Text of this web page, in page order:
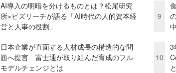
AI導入の明暗を分けるものとは？松尾研究
所×ビズリーチが語る「AI時代の人的資本経
営と人事の役割」
日本企業が直面する人材成長の構造的な問
題へ提言 富士通が取り組んだ育成のフル
モデルチェンジとは
9
10
3